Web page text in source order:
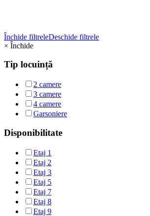
Închide filtreleDeschide filtrele
× Închide
Tip locuință
2 camere
3 camere
4 camere
Garsoniere
Disponibilitate
Etaj 1
Etaj 2
Etaj 3
Etaj 5
Etaj 7
Etaj 8
Etaj 9